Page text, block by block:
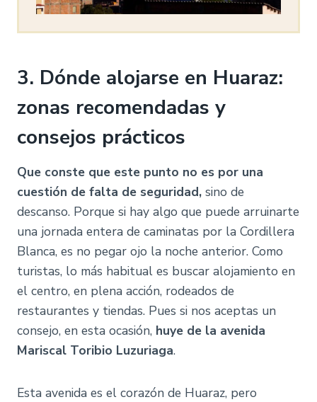
3. Dónde alojarse en Huaraz:
zonas recomendadas y
consejos prácticos
Que conste que este punto no es por una
cuestión de falta de seguridad, sino de
descanso. Porque si hay algo que puede arruinarte
una jornada entera de caminatas por la Cordillera
Blanca, es no pegar ojo la noche anterior. Como
turistas, lo más habitual es buscar alojamiento en
el centro, en plena acción, rodeados de
restaurantes y tiendas. Pues si nos aceptas un
consejo, en esta ocasión, huye de la avenida
Mariscal Toribio Luzuriaga.
Esta avenida es el corazón de Huaraz, pero